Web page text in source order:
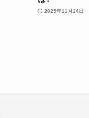
2025年11月14日